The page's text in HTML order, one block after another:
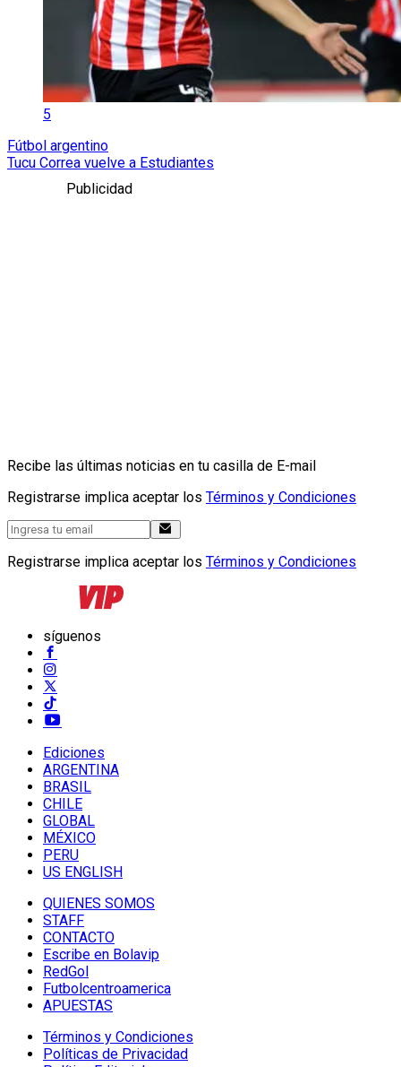
5
Fútbol argentino
Tucu Correa vuelve a Estudiantes
Publicidad
Recibe las últimas noticias en tu casilla de E-mail
Registrarse implica aceptar los Términos y Condiciones
Registrarse implica aceptar los Términos y Condiciones
síguenos
Ediciones
ARGENTINA
BRASIL
CHILE
GLOBAL
MÉXICO
PERU
US ENGLISH
QUIENES SOMOS
STAFF
CONTACTO
Escribe en Bolavip
RedGol
Futbolcentroamerica
APUESTAS
Términos y Condiciones
Políticas de Privacidad